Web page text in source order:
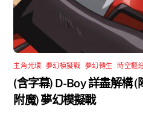
主角光環 夢幻模擬戰 夢幻轉生 ,時空樞
(含字幕) D-Boy 詳盡解構 (
附魔) 夢幻模擬戰